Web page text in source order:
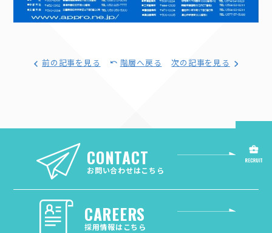
前の記事を見る 階層へ戻る 次の記事を見る
CONTACT
お問い合わせはこちら
CAREERS
採用情報はこちら